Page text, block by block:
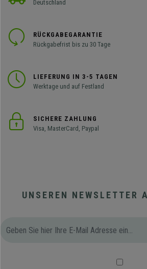
Deutschland
RÜCKGABEGARANTIE
Rückgabefrist bis zu 30 Tage
LIEFERUNG IN 3-5 TAGEN
Werktage und auf Festland
SICHERE ZAHLUNG
Visa, MasterCard, Paypal
UNSEREN NEWSLETTER